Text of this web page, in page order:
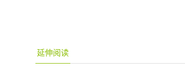
延伸阅读